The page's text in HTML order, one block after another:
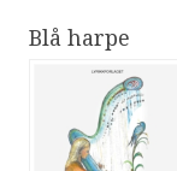
Blå harpe